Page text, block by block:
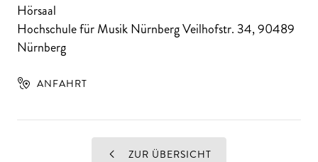
Hörsaal
Hochschule für Musik Nürnberg Veilhofstr. 34,90489
Nürnberg
ANFAHRT
ZUR ÜBERSICHT